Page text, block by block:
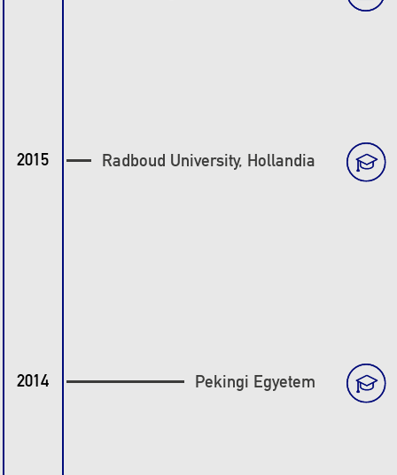
2015 Radboud University, Hollandia
2014 Pekingi Egyetem